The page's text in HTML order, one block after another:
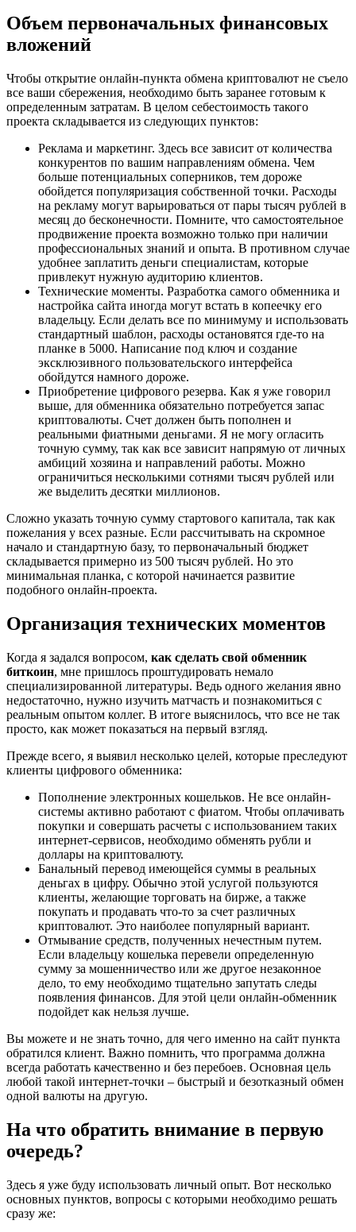
Объем первоначальных финансовых
вложений
Чтобы открытие онлайн-пункта обмена криптовалют не съело
все ваши сбережения, необходимо быть заранее готовым к
определенным затратам. В целом себестоимость такого
проекта складывается из следующих пунктов:
Реклама и маркетинг. Здесь все зависит от количества
конкурентов по вашим направлениям обмена. Чем
больше потенциальных соперников, тем дороже
обойдется популяризация собственной точки. Расходы
на рекламу могут варьироваться от пары тысяч рублей в
месяц до бесконечности. Помните, что самостоятельное
продвижение проекта возможно только при наличии
профессиональных знаний и опыта. В противном случае
удобнее заплатить деньги специалистам, которые
привлекут нужную аудиторию клиентов.
Технические моменты. Разработка самого обменника и
настройка сайта иногда могут встать в копеечку его
владельцу. Если делать все по минимуму и использовать
стандартный шаблон, расходы остановятся где-то на
планке в 5000. Написание под ключ и создание
эксклюзивного пользовательского интерфейса
обойдутся намного дороже.
Приобретение цифрового резерва. Как я уже говорил
выше, для обменника обязательно потребуется запас
криптовалюты. Счет должен быть пополнен и
реальными фиатными деньгами. Я не могу огласить
точную сумму, так как все зависит напрямую от личных
амбиций хозяина и направлений работы. Можно
ограничиться несколькими сотнями тысяч рублей или
же выделить десятки миллионов.
Сложно указать точную сумму стартового капитала, так как
пожелания у всех разные. Если рассчитывать на скромное
начало и стандартную базу, то первоначальный бюджет
складывается примерно из 500 тысяч рублей. Но это
минимальная планка, с которой начинается развитие
подобного онлайн-проекта.
Организация технических моментов
Когда я задался вопросом, как сделать свой обменник
биткоин, мне пришлось проштудировать немало
специализированной литературы. Ведь одного желания явно
недостаточно, нужно изучить матчасть и познакомиться с
реальным опытом коллег. В итоге выяснилось, что все не так
просто, как может показаться на первый взгляд.
Прежде всего, я выявил несколько целей, которые преследуют
клиенты цифрового обменника:
Пополнение электронных кошельков. Не все онлайн-
системы активно работают с фиатом. Чтобы оплачивать
покупки и совершать расчеты с использованием таких
интернет-сервисов, необходимо обменять рубли и
доллары на криптовалюту.
Банальный перевод имеющейся суммы в реальных
деньгах в цифру. Обычно этой услугой пользуются
клиенты, желающие торговать на бирже, а также
покупать и продавать что-то за счет различных
криптовалют. Это наиболее популярный вариант.
Отмывание средств, полученных нечестным путем.
Если владельцу кошелька перевели определенную
сумму за мошенничество или же другое незаконное
дело, то ему необходимо тщательно запутать следы
появления финансов. Для этой цели онлайн-обменник
подойдет как нельзя лучше.
Вы можете и не знать точно, для чего именно на сайт пункта
обратился клиент. Важно помнить, что программа должна
всегда работать качественно и без перебоев. Основная цель
любой такой интернет-точки – быстрый и безотказный обмен
одной валюты на другую.
На что обратить внимание в первую
очередь?
Здесь я уже буду использовать личный опыт. Вот несколько
основных пунктов, вопросы с которыми необходимо решать
сразу же: